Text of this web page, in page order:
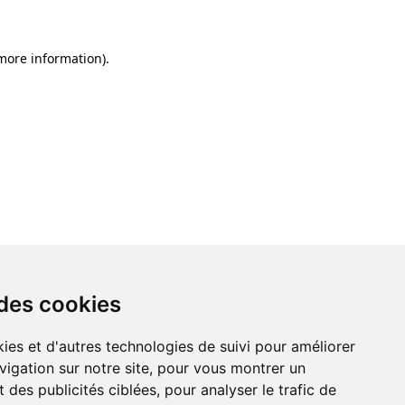
cookies
et d'autres technologies de suivi pour améliorer
sur notre site, pour vous montrer un
des publicités ciblées, pour analyser le trafic de
information).